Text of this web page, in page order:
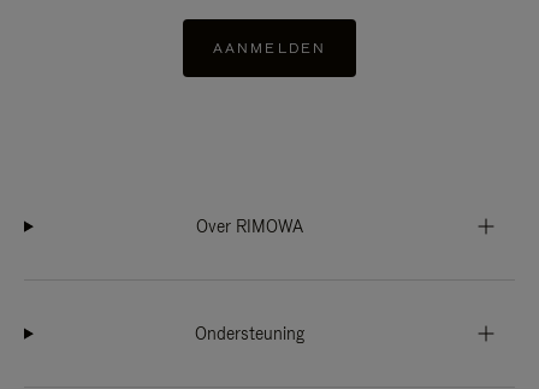
AANMELDEN
Over RIMOWA
Ondersteuning